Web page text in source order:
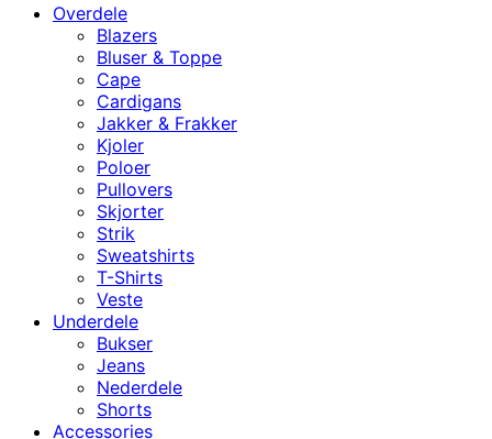
Overdele
Blazers
Bluser & Toppe
Cape
Cardigans
Jakker & Frakker
Kjoler
Poloer
Pullovers
Skjorter
Strik
Sweatshirts
T-Shirts
Veste
Underdele
Bukser
Jeans
Nederdele
Shorts
Accessories